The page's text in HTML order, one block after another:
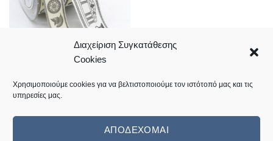
Διαχείριση Συγκατάθεσης
Cookies
Χρησιμοποιούμε cookies για να βελτιστοποιούμε τον ιστότοπό μας και τις
υπηρεσίες μας.
ΑΠΟΔΈΧΟΜΑΙ
5,90€ – 7,50 € Price
range:
Κωδικός: 01.05.0379